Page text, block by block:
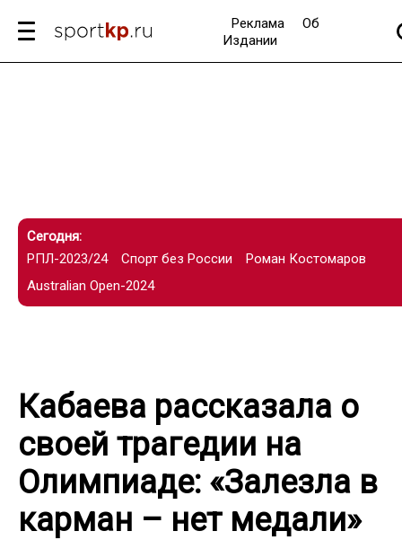
Реклама
Об
Издании
Сегодня:
РПЛ-2023/24
Спорт без России
Роман Костомаров
Australian Open-2024
Кабаева рассказала о
своей трагедии на
Олимпиаде: «Залезла в
карман – нет медали»